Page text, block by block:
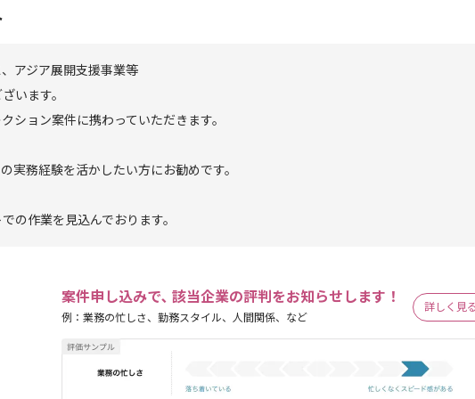
アジア展開支援事業等
います。
ション案件に携わっていただきます。
実務経験を活かしたい方にお勧めです。
の作業を見込んでおります。
案件申し込みで､ 該当企業の評判をお知らせします！
例：業務の忙しさ、勤務スタイル、人間関係、など
詳しく見